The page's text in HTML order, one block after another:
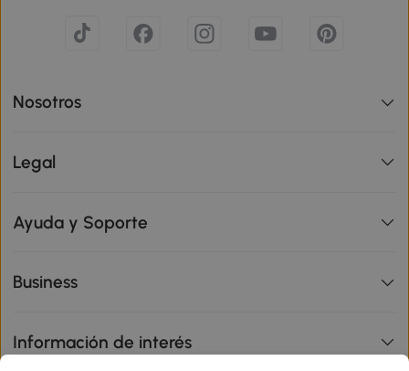
Nosotros
Legal
Ayuda y Soporte
Business
Información de interés